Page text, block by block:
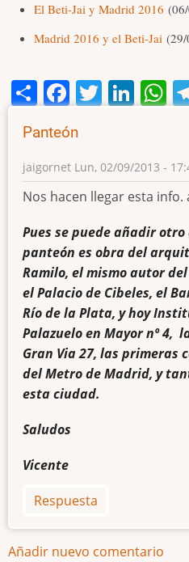
El Beti-Jai y Madrid 2016
Madrid 2016 y el Beti-Jai
ShareFacebook
Twitter
Panteón
jaigornet Lun, 02/09/2013 -
Nos hacen llegar esta info.
Pues se puede añadir
panteón es obra del
Ramilo, el mismo autor
el Palacio de Cibeles, el
Río de la Plata, y hoy
Palazuelo en Mayor nº 4,
Gran Via 27, las primeras
del Metro de Madrid, y
esta ciudad.
Saludos
Vicente
Respuesta
Añadir nuevo comentario